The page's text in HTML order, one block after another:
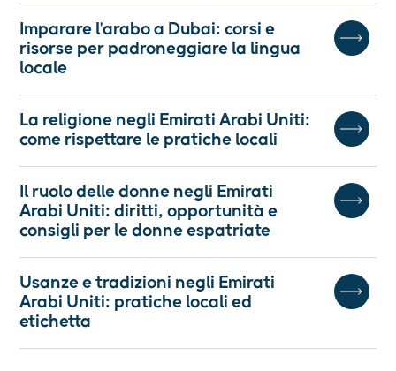
Imparare l'arabo a Dubai: corsi e
risorse per padroneggiare la lingua
locale
La religione negli Emirati Arabi Uniti:
come rispettare le pratiche locali
Il ruolo delle donne negli Emirati
Arabi Uniti: diritti, opportunità e
consigli per le donne espatriate
Usanze e tradizioni negli Emirati
Arabi Uniti: pratiche locali ed
etichetta